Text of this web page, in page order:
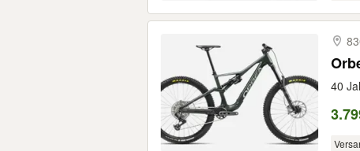
40